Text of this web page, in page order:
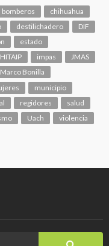
bomberos
chihuahua
destilichadero
DIF
estado
impas
JMAS
Marco Bonilla
municipio
regidores
salud
Uach violencia